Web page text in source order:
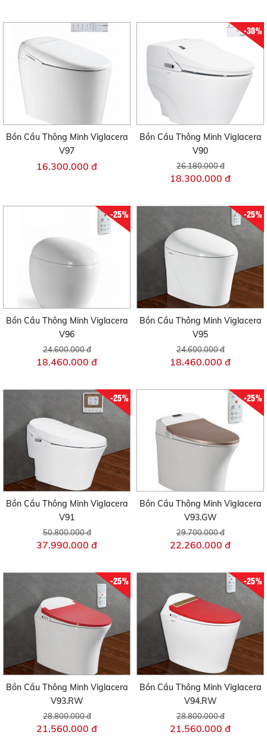
Bồn Cầu Thông Minh Viglacera
V97
16.300.000 đ
-30%
Bồn Cầu Thông Minh Viglacera
V90
26.180.000 đ
18.300.000 đ
-25%
Bồn Cầu Thông Minh Viglacera
V96
24.600.000 đ
18.460.000 đ
-25%
Bồn Cầu Thông Minh Viglacera
V95
24.600.000 đ
18.460.000 đ
-25%
Bồn Cầu Thông Minh Viglacera
V91
50.800.000 đ
37.990.000 đ
-25%
Bồn Cầu Thông Minh Viglacera
V93.GW
29.700.000 đ
22.260.000 đ
-25%
Bồn Cầu Thông Minh Viglacera
V93.RW
28.800.000 đ
21.560.000 đ
-25%
Bồn Cầu Thông Minh Viglacera
V94.RW
28.800.000 đ
21.560.000 đ